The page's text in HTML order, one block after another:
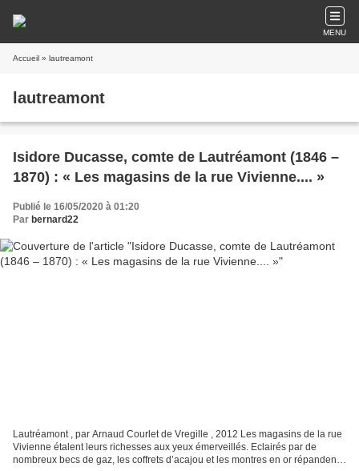
MENU
Accueil » lautreamont
lautreamont
Isidore Ducasse, comte de Lautréamont (1846 –
1870) : « Les magasins de la rue Vivienne.... »
Publié le 16/05/2020 à 01:20
Par bernard22
Lautréamont , par Arnaud Courlet de Vregille , 2012 Les magasins de la rue
Vivienne étalent leurs richesses aux yeux émerveillés. Eclairés par de
nombreux becs de gaz, les coffrets d’acajou et les montres en or répandent